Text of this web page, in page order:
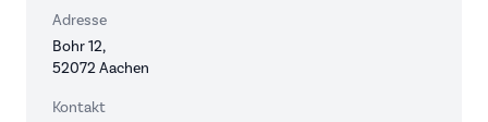
Adresse
Bohr 12,
52072 Aachen
Kontakt